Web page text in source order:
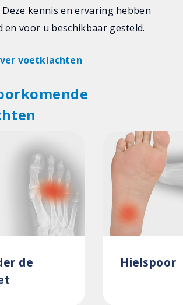
kennis en ervaring hebben
en voor u beschikbaar gesteld.
voetklachten
de
Hielspoor